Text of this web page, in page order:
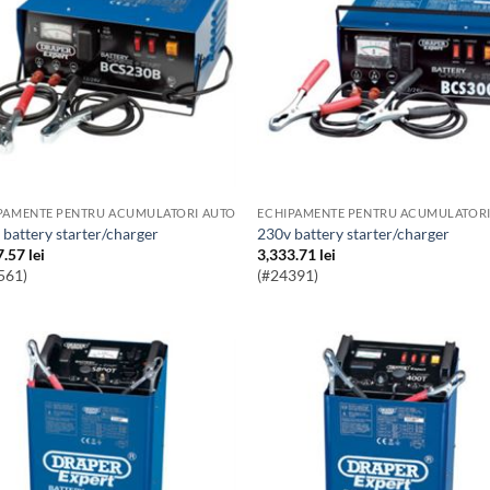
PENTRU ACUMULATORI AUTO
battery starter/charger
lei
ECHIPAMENTE PENTRU
230v battery starter/charger
3,333.71 lei
(#24391)